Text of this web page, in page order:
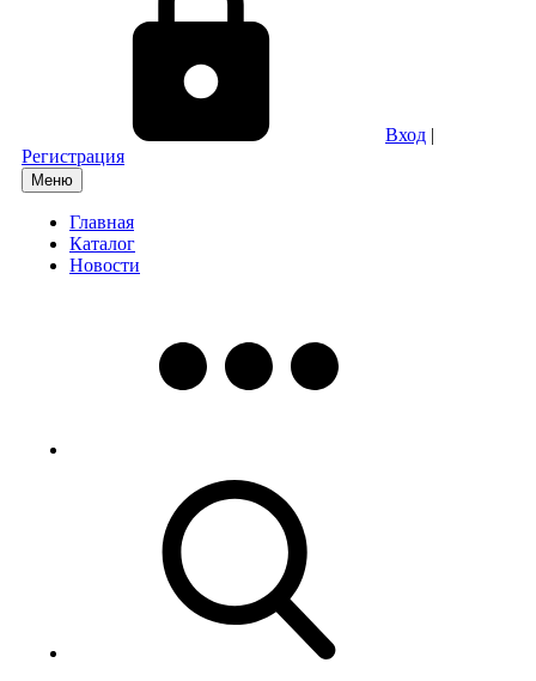
Вход |
Регистрация
Меню
Главная
Каталог
Новости